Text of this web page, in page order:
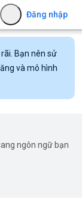
Đăng nhập
Bạn nên sử
và mô hình
ngôn ngữ bạn